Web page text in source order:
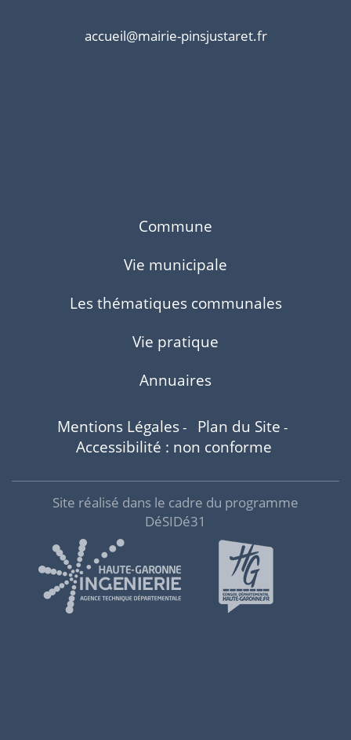
accueil@mairie-pinsjustaret.fr
Commune
Vie municipale
Les thématiques communales
Vie pratique
Annuaires
Mentions Légales- Plan du Site -
Accessibilité : non conforme
Site réalisé dans le cadre du programme
DéSIDé31